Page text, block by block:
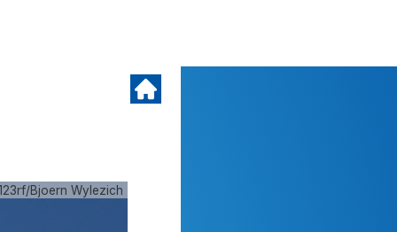
Bjoern Wylezich